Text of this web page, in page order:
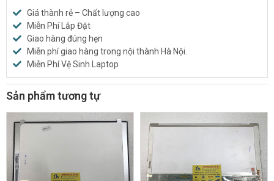
Giá thành rẻ – Chất lượng cao
Miễn Phí Lắp Đặt
Giao hàng đúng hẹn
Miễn phí giao hàng trong nội thành Hà Nội.
Miễn Phí Vệ Sinh Laptop
Sản phẩm tương tự